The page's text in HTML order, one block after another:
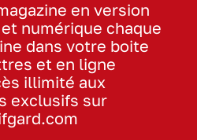
en version
numérique chaque
dans votre boite
et en ligne
illimité aux
exclusifs sur